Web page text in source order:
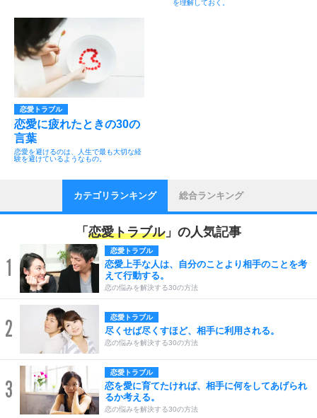
を理解しておく。
恋愛トラブル
恋愛に疲れたときの30の
言葉
恋愛を避けるのは、人生で最も大切な経
験を避けているようなもの。
カテゴリランキング 総合ランキング
「 恋愛トラブル」の人気記事
1
恋愛トラブル
恋愛上手な人は、自分のことより相手のことを考
えて行動する。
恋の悩みを解決する30の方法
2 恋愛トラブル
尽くせば尽くすほど、相手に利用される。
恋の悩みを解決する30の方法
3
恋愛トラブル
恋を愛に育てたければ、相手に何をしてあげられ
るか考える。
恋の悩みを解決する30の方法